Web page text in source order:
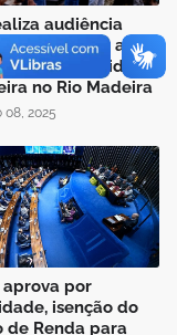
audiência
debater a
da atividade
no Rio Madeira
08, 2025
aprova por
isenção do
de Renda para